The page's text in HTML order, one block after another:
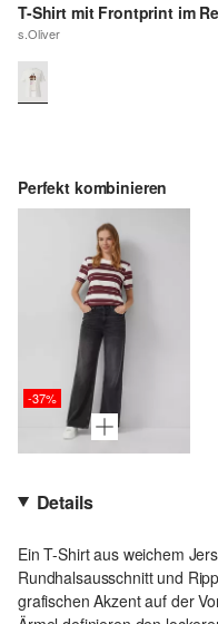
T-Shirt mit Frontprint im
s.Oliver
Perfekt kombinieren
-37%
Details
Ein T-Shirt aus weichem
Rundhalsausschnitt und
grafischen Akzent auf der